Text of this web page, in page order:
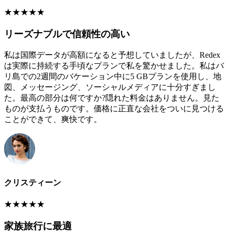
★★★★★
リーズナブルで信頼性の高い
私は国際データが高額になると予想していましたが、Redex
は実際に持続する手頃なプランで私を驚かせました。私はバ
リ島での2週間のバケーション中に5 GBプランを使用し、地
図、メッセージング、ソーシャルメディアに十分すぎまし
た。最高の部分は何ですか?隠れた料金はありません。見た
ものが支払うものです。価格に正直な会社をついに見つける
ことができて、爽快です。
クリスティーン
★★★★★
家族旅行に最適